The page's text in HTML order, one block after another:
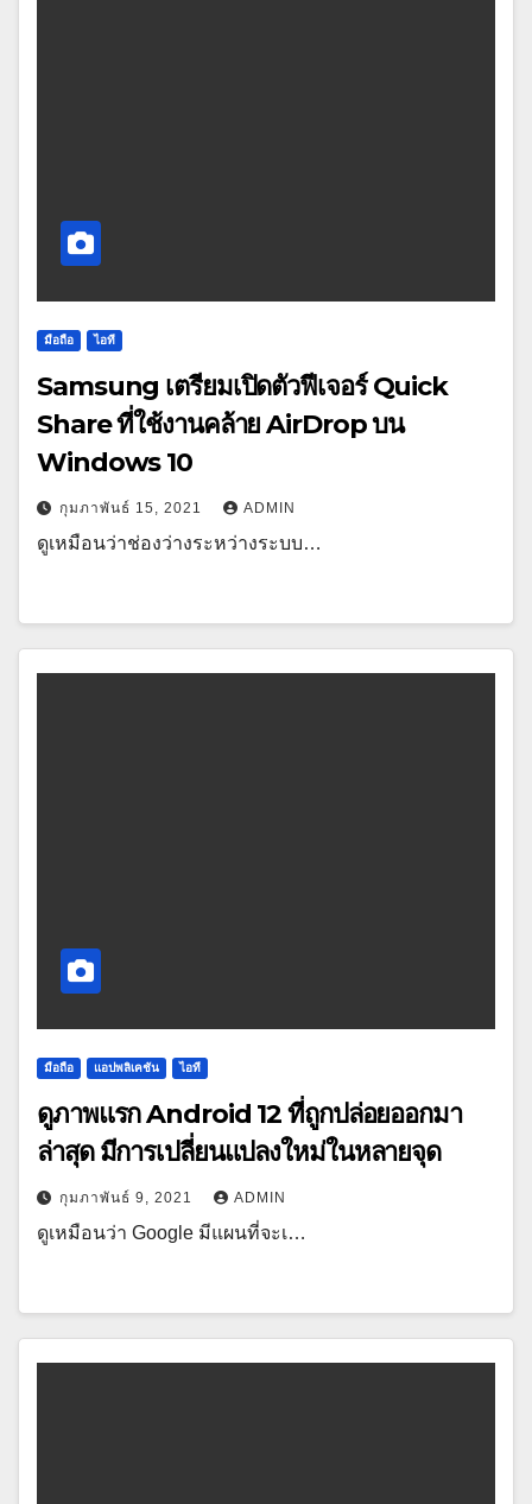
มือถือ ไอที
Samsung เตรียมเปิดตัวฟีเจอร์ Quick
Share ที่ใช้งานคล้าย AirDrop บน
Windows 10
กุมภาพันธ์ 15, 2021 ADMIN
ดูเหมือนว่าช่องว่างระหว่างระบบ…
มือถือ แอปพลิเคชัน ไอที
ดูภาพแรก Android 12 ที่ถูกปล่อยออกมา
ล่าสุด มีการเปลี่ยนแปลงใหม่ในหลายจุด
กุมภาพันธ์ 9, 2021 ADMIN
ดูเหมือนว่า Google มีแผนที่จะเ…